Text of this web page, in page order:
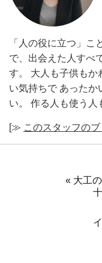
「人の役に立つ」こ
で、出会えた人すべ
す。 大人も子供もか
い気持ちで あったか
い。 作る人も使う人
[≫ このスタッフの
« 大工